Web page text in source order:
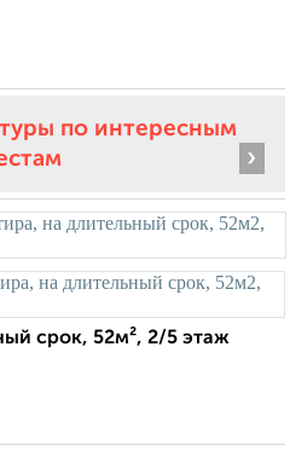
по интересным
›
срок, 52м², 2/5 этаж